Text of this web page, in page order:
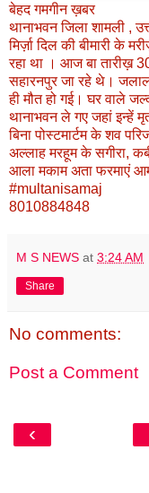
बेहद गमगीन ख़बर
थानाभवन जिला शामली ,
मिर्ज़ा दिल की बीमारी के
रहा था । आज बा तारीख़
सहारनपुर जा रहे थे।
ही मौत हो गई। घर वाले
थानाभवन ले गए जहां इन्हें
बिना पोस्टमार्टम के शव
अल्लाह मरहूम के सगीरा,
आला मकाम अता फरमाएं
#multanisamaj
8010884848
M S NEWS at 3:24 AM
Share
No comments:
Post a Comment
‹